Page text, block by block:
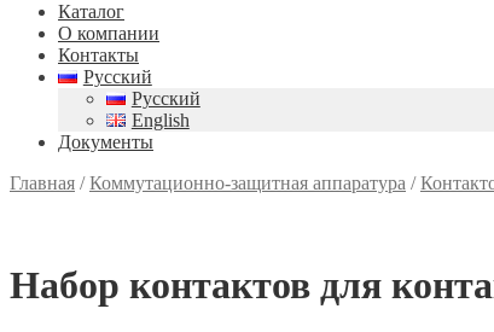
Каталог
О компании
Контакты
Русский
Русский
English
Документы
Главная /Коммутационно-защитная аппаратура /
Набор контактов для